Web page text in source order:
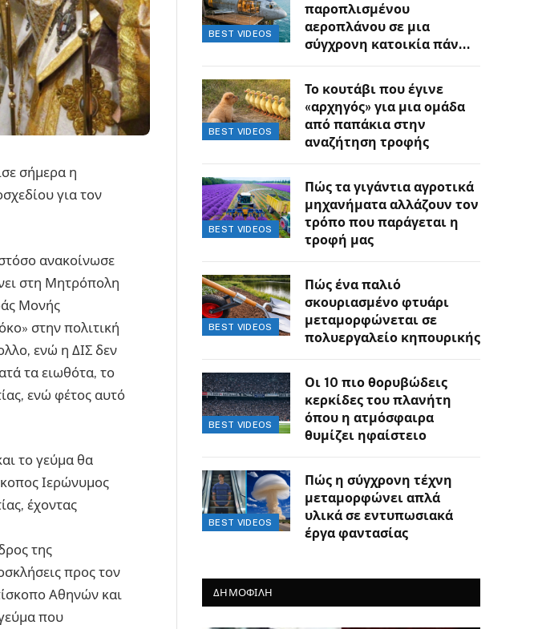
σήμερα η
για τον
ανακοίνωσε
στη Μητρόπολη
Μονής
στην πολιτική
ενώ η ΔΙΣ δεν
τα ειωθότα, το
ενώ φέτος αυτό
το γεύμα θα
Ιερώνυμος
έχοντας
της
προς τον
Αθηνών και
που
BEST VIDEOS
παροπλισμένου
αεροπλάνου σε μια
σύγχρονη κατοικία πάνω
BEST VIDEOS
Το κουτάβι που έγινε
«αρχηγός» για μια ομάδα
από παπάκια στην
αναζήτηση τροφής
BEST VIDEOS
Πώς τα γιγάντια αγροτικά
μηχανήματα αλλάζουν τον
τρόπο που παράγεται η
τροφή μας
BEST VIDEOS
Πώς ένα παλιό
σκουριασμένο φτυάρι
μεταμορφώνεται σε
πολυεργαλείο κηπουρικής
BEST VIDEOS
Οι 10 πιο θορυβώδεις
κερκίδες του πλανήτη
όπου η ατμόσφαιρα
θυμίζει ηφαίστειο
BEST VIDEOS
Πώς η σύγχρονη τέχνη
μεταμορφώνει απλά
υλικά σε εντυπωσιακά
έργα φαντασίας
ΔΗΜΟΦΙΛΗ